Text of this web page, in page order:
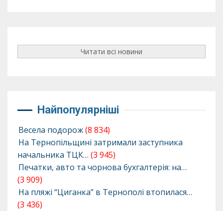
Читати всі новини
Найпопулярніші
Весела подорож(8 834)
На Тернопільщині затримали заступника
начальника ТЦК… (3 945)
Печатки, авто та чорнова бухгалтерія: на…
(3 909)
На пляжі “Циганка” в Тернополі втопилася…
(3 436)